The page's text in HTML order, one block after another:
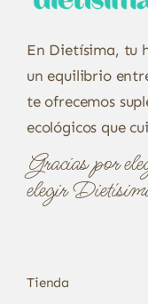
En Dietísima, tu
un equilibrio
te ofrecemos
ecológicos que
Gracias por
elegir
Tienda